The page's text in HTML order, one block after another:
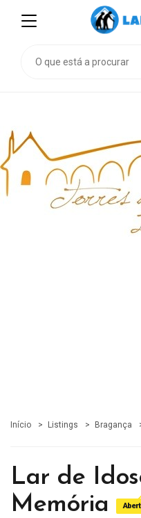
Início Listings Bragança
Lar de
Memória